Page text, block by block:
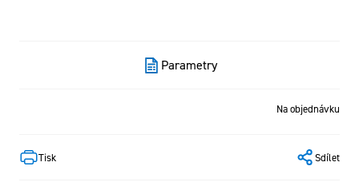
Tisk Sdílet
Na objednávku
Parametry